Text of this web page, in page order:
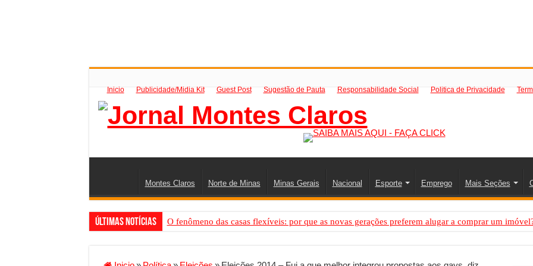
Inicio Publicidade/Midia Kit Guest Post Sugestão de Pauta Responsabilidade Social Politica de Privacidade
Montes Claros Norte de Minas Minas Gerais Nacional Esporte Emprego Mais Seções
Últimas Notícias O fenômeno das casas flexíveis: por que as novas gerações preferem alugar a comprar um
Conheça a melhor empresa de transfer passeios e traslados em Porto Seguro, Bahia